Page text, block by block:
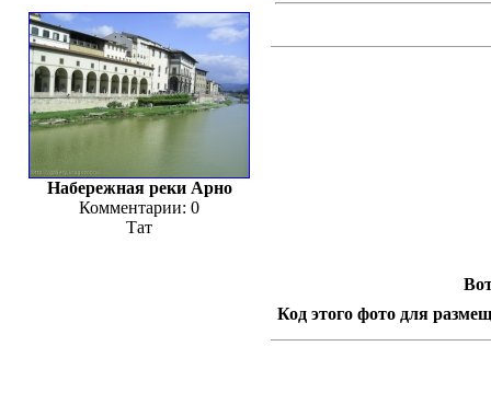
Набережная реки Арно
Комментарии: 0
Тат
Код этого фото для